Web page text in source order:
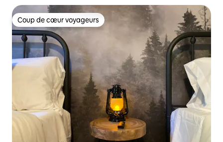
Coup de cœur voyageurs
Coup de cœur voyageurs